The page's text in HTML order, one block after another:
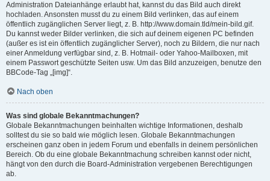
Administration Dateianhänge erlaubt hat, kannst du das Bild auch direkt
hochladen. Ansonsten musst du zu einem Bild verlinken, das auf einem
öffentlich zugänglichen Server liegt, z. B. http://www.domain.tld/mein-bild.gif.
Du kannst weder Bilder verlinken, die sich auf deinem eigenen PC befinden
(außer es ist ein öffentlich zugänglicher Server), noch zu Bildern, die nur nach
einer Anmeldung verfügbar sind, z. B. Hotmail- oder Yahoo-Mailboxen, mit
einem Passwort geschützte Seiten usw. Um das Bild anzuzeigen, benutze den
BBCode-Tag „[img]“.
Nach oben
Was sind globale Bekanntmachungen?
Globale Bekanntmachungen beinhalten wichtige Informationen, deshalb
solltest du sie so bald wie möglich lesen. Globale Bekanntmachungen
erscheinen ganz oben in jedem Forum und ebenfalls in deinem persönlichen
Bereich. Ob du eine globale Bekanntmachung schreiben kannst oder nicht,
hängt von den durch die Board-Administration vergebenen Berechtigungen
ab.